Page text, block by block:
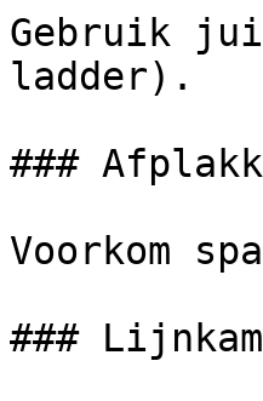
Gebruik
ladder).
###
Voorkom
###